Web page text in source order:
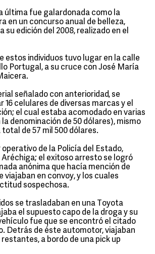
última fue galardonada como la
en un concurso anual de belleza,
su edición del 2008, realizado en el
estos individuos tuvo lugar en la calle
Portugal, a su cruce con José María
señalado con anterioridad, se
16 celulares de diversas marcas y el
el cual estaba acomodado en varias
denominación de 50 dólares), mismo
total de 57 mil 500 dólares.
de la Policía del Estado,
el exitoso arresto se logró
anónima que hacía mención de
viajaban en convoy, y los cuales
sospechosa.
se trasladaban en una Toyota
el supuesto capo de la droga y su
fue que se encontró el citado
Detrás de éste automotor, viajaban
restantes, a bordo de una pick up